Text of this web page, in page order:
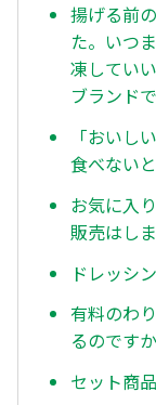
揚げる前
た。いつ
凍してい
ブランド
「おいし
食べない
お気に入
販売はし
ドレッシ
有料のわ
るのです
セット商